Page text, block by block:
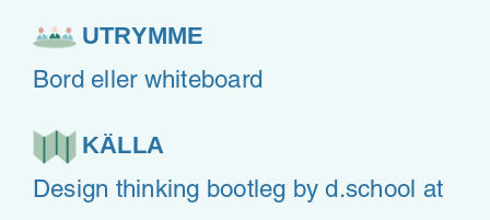
UTRYMME
Bord eller whiteboard
KÄLLA
Design thinking bootleg by d.school at